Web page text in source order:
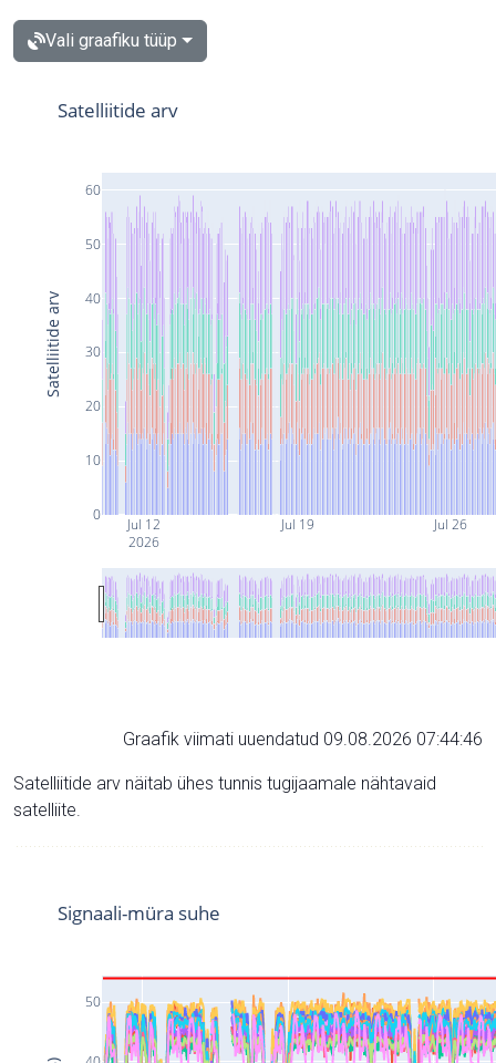
Vali graafiku tüüp
Jul 12
2026
Jul 19 Jul 26
0
10
20
30
40
50
60
Satelliitide arv
Satelliitide arv
Graafik viimati uuendatud 09.08.2026 07:44:46
Satelliitide arv näitab ühes tunnis tugijaamale nähtavaid
satelliite.
50
Signaali-müra suhe